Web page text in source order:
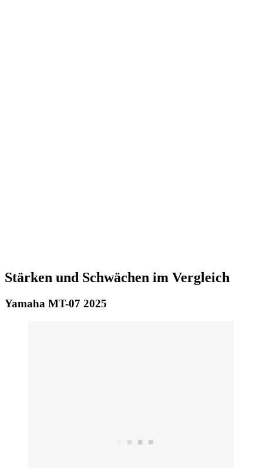
Stärken und Schwächen im Vergleich
Yamaha MT-07 2025